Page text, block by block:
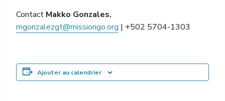
Contact Makko Gonzales.
mgonzalezgt@missiongo.org | +502 5704-1303
Ajouter au calendrier